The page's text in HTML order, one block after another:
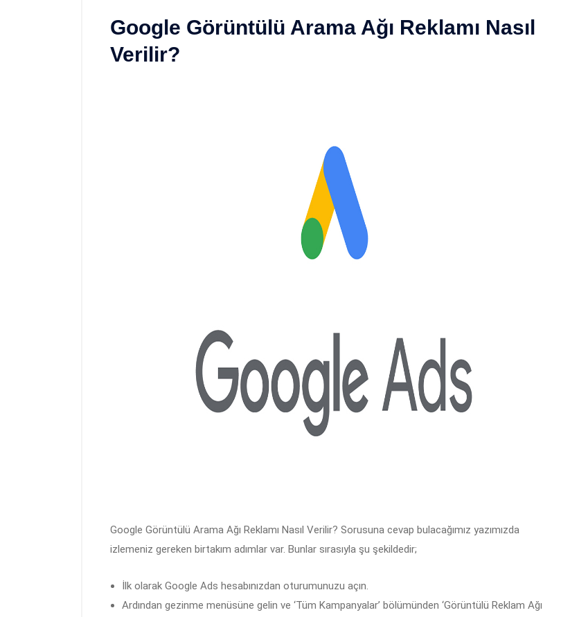
Google Görüntülü Arama Ağı Reklamı Nasıl
Verilir?
Google Görüntülü Arama Ağı Reklamı Nasıl Verilir? Sorusuna cevap bulacağımız yazımızda
izlemeniz gereken birtakım adımlar var. Bunlar sırasıyla şu şekildedir;
İlk olarak Google Ads hesabınızdan oturumunuzu açın.
Ardından gezinme menüsüne gelin ve ‘Tüm Kampanyalar’ bölümünden ‘Görüntülü Reklam Ağı